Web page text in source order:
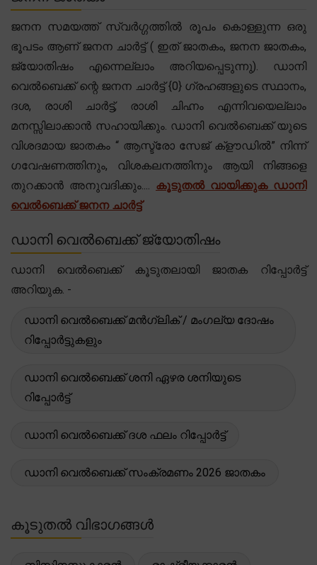
ജനന സമയത്ത് സ്വർഗ്ഗത്തിൽ രൂപം കൊള്ളുന്ന ഒരു
ഭൂപടം ആണ് ജനന ചാർട്ട് ( ഇത് ജാതകം, ജനന ജാതകം,
ജ്യോതിഷം എന്നെല്ലാം അറിയപ്പെടുന്നു). ഡാനി
വെൽബെക്ക് ന്റെ ജനന ചാർട്ട് {0} ഗ്രഹങ്ങളുടെ സ്ഥാനം,
ദശ, രാശി ചാർട്ട്, രാശി ചിഹ്നം എന്നിവയെല്ലാം
മനസ്സിലാക്കാൻ സഹായിക്കും. ഡാനി വെൽബെക്ക് യുടെ
വിശദമായ ജാതകം “ ആസ്ട്രോ സേജ് ക്‌ളൗഡിൽ” നിന്ന്
ഗവേഷണത്തിനും, വിശകലനത്തിനും ആയി നിങ്ങളെ
തുറക്കാൻ അനുവദിക്കും.... കൂടുതൽ വായിക്കുക ഡാനി
വെൽബെക്ക് ജനന ചാർട്ട്
ഡാനി വെൽബെക്ക് ജ്യോതിഷം
ഡാനി വെൽബെക്ക് കൂടുതലായി ജാതക റിപ്പോർട്ട്
അറിയുക. -
ഡാനി വെൽബെക്ക് മൻഗ്ലിക് / മംഗല്യ ദോഷം
റിപ്പോർട്ടുകളും
ഡാനി വെൽബെക്ക് ശനി ഏഴര ശനിയുടെ
റിപ്പോർട്ട്
ഡാനി വെൽബെക്ക് ദശ ഫലം റിപ്പോർട്ട്
ഡാനി വെൽബെക്ക് സംക്രമണം 2026 ജാതകം
കൂടുതൽ വിഭാഗങ്ങൾ